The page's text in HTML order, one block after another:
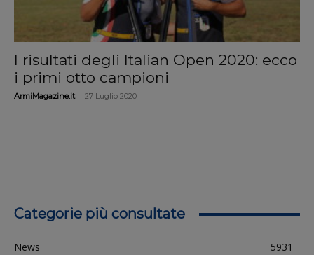
I risultati degli Italian Open 2020: ecco
i primi otto campioni
ArmiMagazine.it 27 Luglio 2020
Categorie più consultate
News
5931